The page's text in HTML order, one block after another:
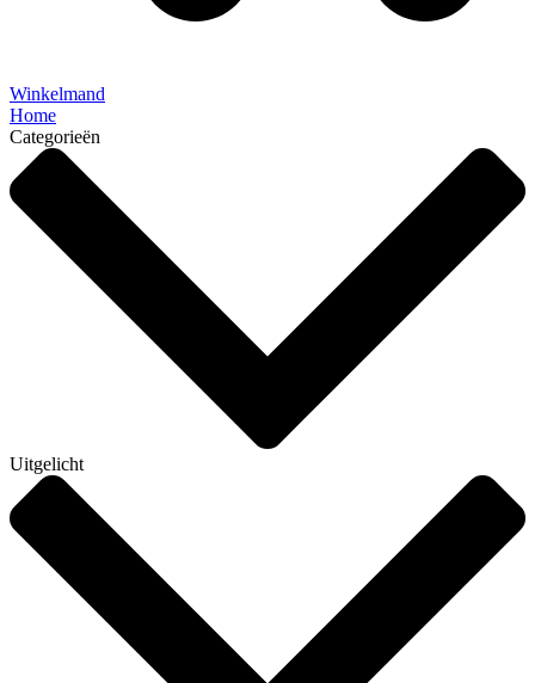
Winkelmand
Home
Categorieën
Uitgelicht